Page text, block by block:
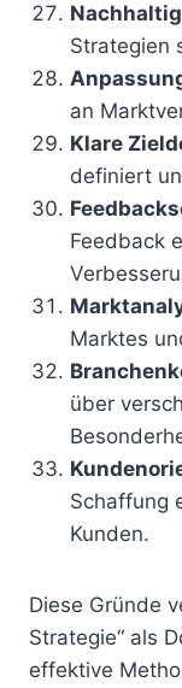
Strategien
an
Klare
definiert
Feedback
Marktes
über
Schaffung
Kunden.
Diese Gründe
Strategie“ als
effektive